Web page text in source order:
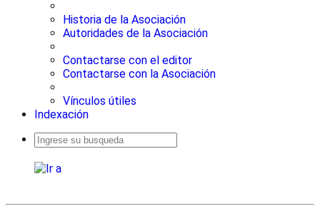
Historia de la Asociación
Autoridades de la Asociación
Contactarse con el editor
Contactarse con la Asociación
Vínculos útiles
Indexación